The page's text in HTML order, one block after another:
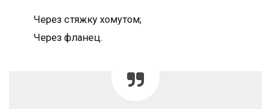
Через стяжку хомутом;
Через фланец.